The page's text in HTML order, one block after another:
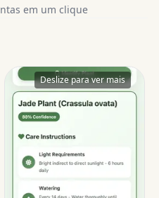
em um clique
Deslize para ver mais